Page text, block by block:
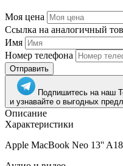
Моя цена
Ссылка на аналогичный
Имя
Номер телефона
Отправить
Подпишитесь на наш
и узнавайте о выгодных
Описание
Характеристики
Apple MacBook Neo 13''